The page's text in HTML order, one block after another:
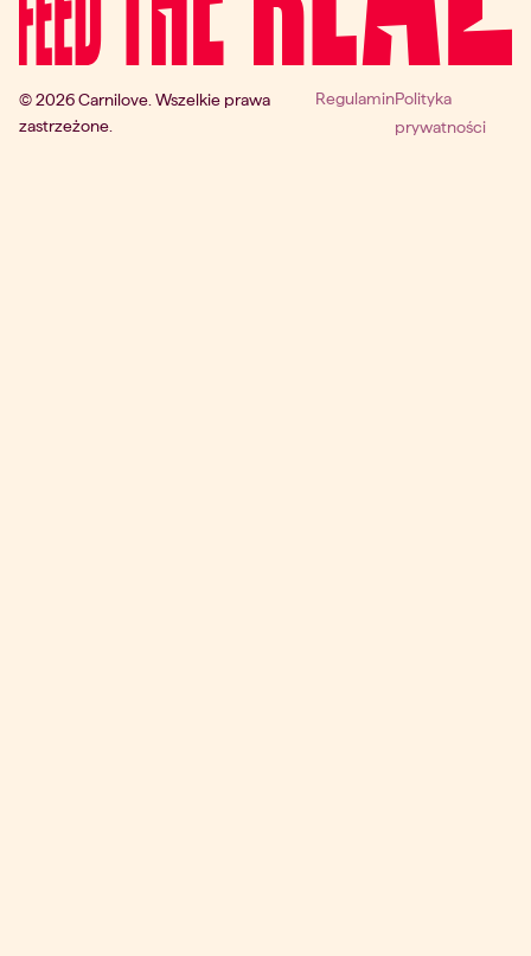
© 2026 Carnilove. Wszelkie prawa
zastrzeżone.
RegulaminPolityka
prywatności